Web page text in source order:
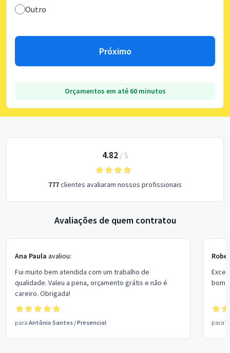
Outro
Próximo
Orçamentos em até 60 minutos
4.82/ 5
777clientes avaliaram nossos profissionais
Avaliações de quem contratou
Ana Paula avaliou:
Fui muito bem atendida com um trabalho de
qualidade. Valeu a pena, orçamento grátis e não é
careiro. Obrigada!
para Antônio Santos /Presencial
bom
para